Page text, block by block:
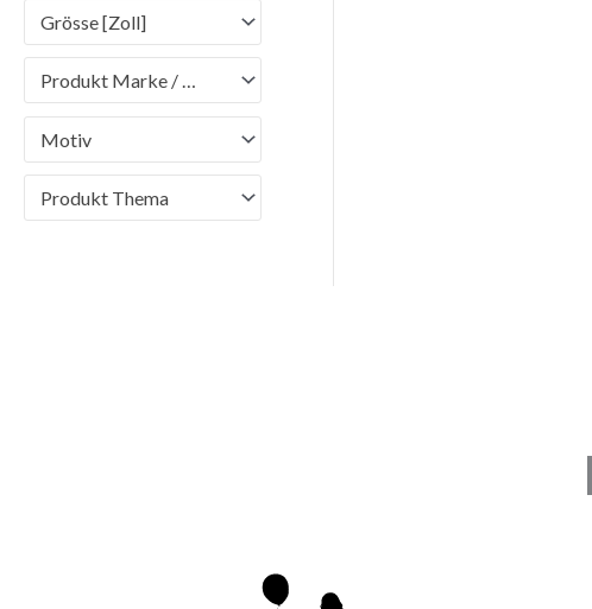
Grösse [Zoll]
Produkt Marke / Brand
Motiv
Produkt Thema